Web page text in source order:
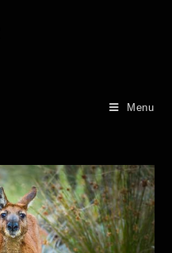
Menu